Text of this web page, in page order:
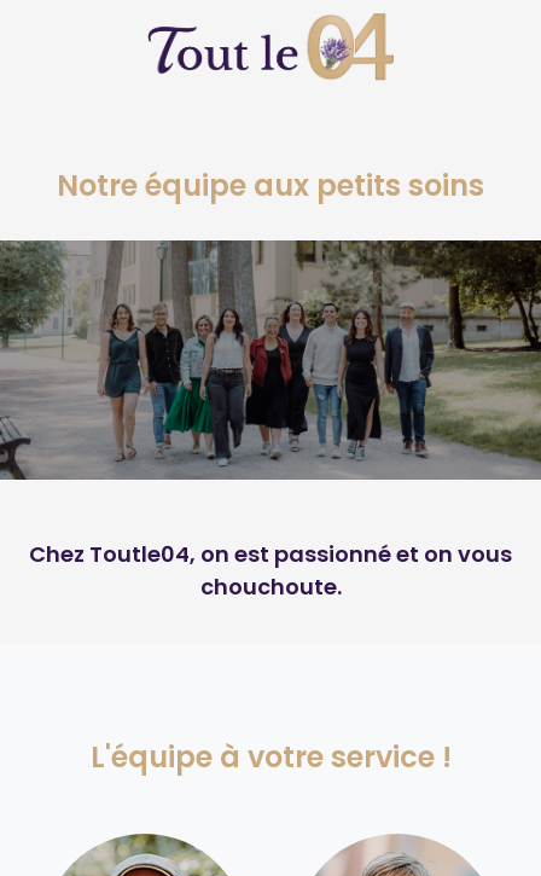
Notre équipe aux petits soins
Chez Toutle04, on est passionné et on vous
chouchoute.
L'équipe à votre service !